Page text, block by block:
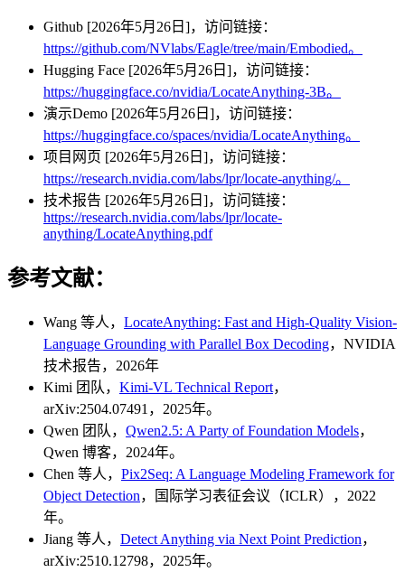
Github [2026年5月26日]，访问链接：
https://github.com/NVlabs/Eagle/tree/main/Embodied。
Hugging Face [2026年5月26日]，访问链接：
https://huggingface.co/nvidia/LocateAnything-3B。
演示Demo [2026年5月26日]，访问链接：
https://huggingface.co/spaces/nvidia/LocateAnything。
项目网页 [2026年5月26日]，访问链接：
https://research.nvidia.com/labs/lpr/locate-anything/。
技术报告 [2026年5月26日]，访问链接：
https://research.nvidia.com/labs/lpr/locate-
anything/LocateAnything.pdf
参考文献：
Wang 等人， LocateAnything: Fast and High-Quality Vision-
Language Grounding with Parallel Box Decoding，NVIDIA
技术报告，2026年
Kimi 团队， Kimi-VL Technical Report，
arXiv:2504.07491，2025年。
Qwen 团队， Qwen2.5: A Party of Foundation Models，
Qwen 博客，2024年。
Chen 等人， Pix2Seq: A Language Modeling Framework for
Object Detection，国际学习表征会议（ICLR），2022
年。
Jiang 等人， Detect Anything via Next Point Prediction，
arXiv:2510.12798，2025年。